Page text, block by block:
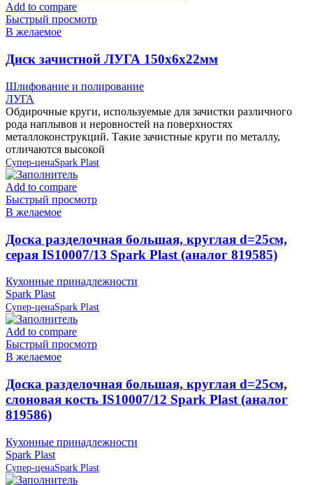
Add to compare
Быстрый просмотр
В желаемое
Диск зачистной ЛУГА 150х6х22мм
Шлифование и полирование
ЛУГА
Обдирочные круги, используемые для зачистки различного
рода наплывов и неровностей на поверхностях
металлоконструкций. Такие зачистные круги по металлу,
отличаются высокой
Супер-ценаSpark Plast
Add to compare
Быстрый просмотр
В желаемое
Доска разделочная большая, круглая d=25см,
серая IS10007/13 Spark Plast (аналог 819585)
Кухонные принадлежности
Spark Plast
Супер-ценаSpark Plast
Add to compare
Быстрый просмотр
В желаемое
Доска разделочная большая, круглая d=25см,
слоновая кость IS10007/12 Spark Plast (аналог
819586)
Кухонные принадлежности
Spark Plast
Супер-ценаSpark Plast